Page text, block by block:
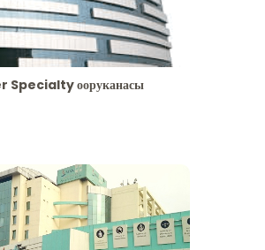
Specialty ооруканасы